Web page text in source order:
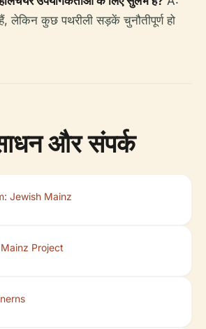
कुछ पथरीली सड़कें चुनौतीपूर्ण हो
और संपर्क
Jewish Mainz
Project